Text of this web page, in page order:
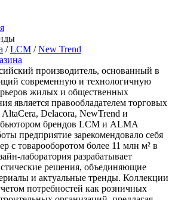
/LCM/New Trend
производитель, основанный в
современную и технологичную
жилых и общественных
является правообладателем торговых
Delacora, NewTrend и
брендов LCM и ALMA
предприятие зарекомендовало себя
с товарооборотом более 11 млн м² в
лаборатория разрабатывает
решения, объединяющие
и актуальные тренды. Коллекции
потребностей как розничных